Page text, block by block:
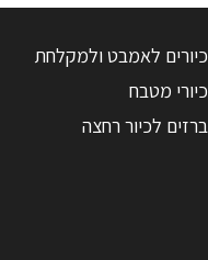
כיורים לאמבט ולמקלחת
כיורי מטבח
ברזים לכיור רחצה